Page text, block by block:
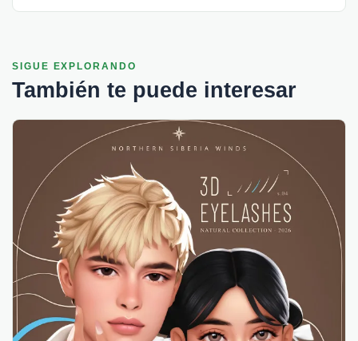
SIGUE EXPLORANDO
También te puede interesar